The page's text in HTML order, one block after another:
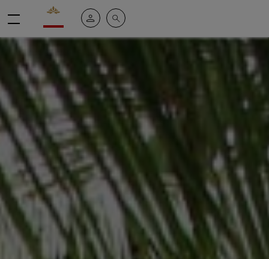
Valrhona - Imaginons le meilleur du chocolat
Mi cuentaBuscar